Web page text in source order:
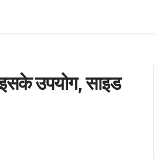
उपयोग, साइड